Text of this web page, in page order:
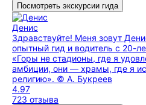
Посмотреть экскурсии гида
Денис
Здравствуйте! Меня зовут
опытный гид и водитель с 20-
«Горы не стадионы, где я
амбиции, они — храмы, где я
религию». © А. Букреев
4.97
723 отзыва